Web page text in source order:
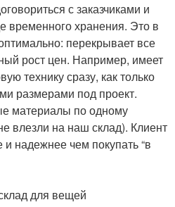
с заказчиками и
временного хранения. Это в
перекрывает все
рост цен. Например, имеет
технику сразу, как только
размерами под проект.
материалы по одному
влезли на наш склад). Клиент
надежнее чем покупать “в
для вещей